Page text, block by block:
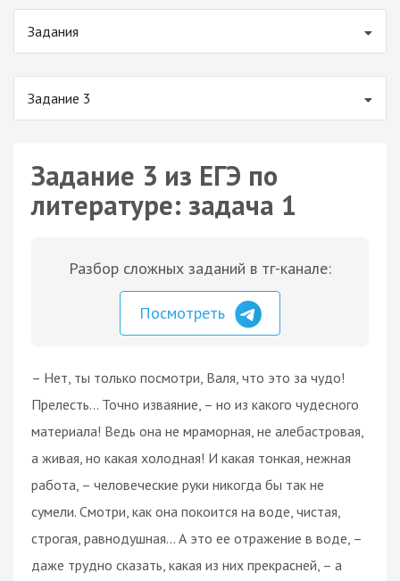
Задания
Задание 3
Задание 3 из ЕГЭ по
литературе: задача 1
Разбор сложных заданий в тг-канале:
Посмотреть
– Нет, ты только посмотри, Валя, что это за чудо!
Прелесть… Точно изваяние, – но из какого чудесного
материала! Ведь она не мраморная, не алебастровая,
а живая, но какая холодная! И какая тонкая, нежная
работа, – человеческие руки никогда бы так не
сумели. Смотри, как она покоится на воде, чистая,
строгая, равнодушная… А это ее отражение в воде, –
даже трудно сказать, какая из них прекрасней, – а